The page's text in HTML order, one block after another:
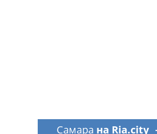
Самара на Ria.city